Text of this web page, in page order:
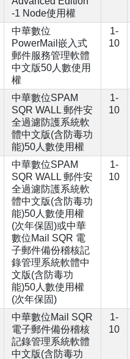
-1 Node使用權
中華數位
PowerMail嵌入式
郵件服務管理軟體
中文版50人數使用
權
1-
10
中華數位SPAM
SQR WALL 郵件安
全過濾防護系統軟
體中文版(含防毒功
能)50人數使用權
1-
10
中華數位SPAM
SQR WALL 郵件安
全過濾防護系統軟
體中文版(含防毒功
能)50人數使用權
(次年保固)或中華
數位Mail SQR 電
子郵件備份稽核記
錄管理系統軟體中
文版(含防毒功
能)50人數使用權
(次年保固)
1-
10
中華數位Mail SQR
電子郵件備份稽核
記錄管理系統軟體
中文版(含防毒功
1-
10